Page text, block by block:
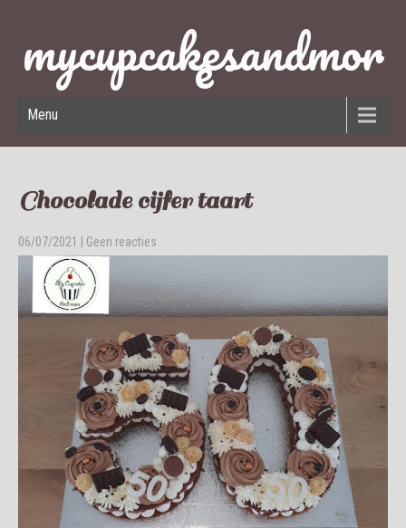
mycupcakesandmor
e
Menu
Chocolade cijfer taart
06/07/2021 Geen reacties